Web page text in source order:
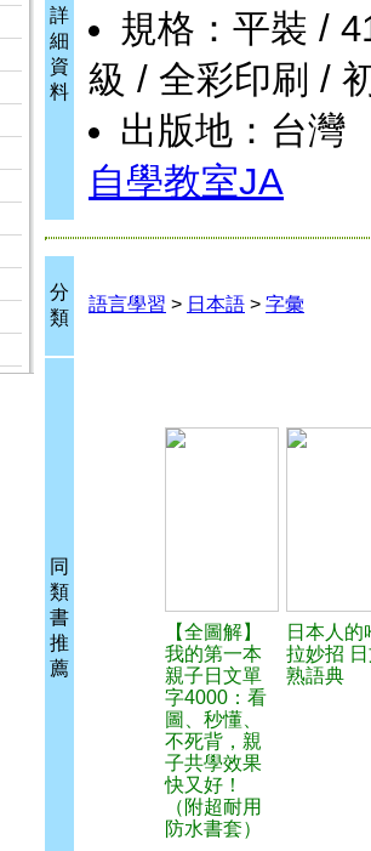
詳
細
資
料
規格：平裝 /
級 / 全彩印刷 /
出版地：台灣
自學教室JA
分
類
語言學習 > 日本語 > 字彙
同
類
書
推
薦
【全圖解】
我的第一本
親子日文單
字4000：看
圖、秒懂、
不死背，親
子共學效果
快又好！
（附超耐用
防水書套）
日本人的
拉妙招
熟語典